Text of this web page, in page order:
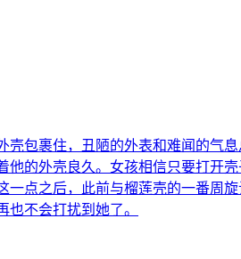
包裹住，丑陋的外表和难闻的气
的外壳良久。女孩相信只要打开
点之后，此前与榴莲壳的一番周
不会打扰到她了。